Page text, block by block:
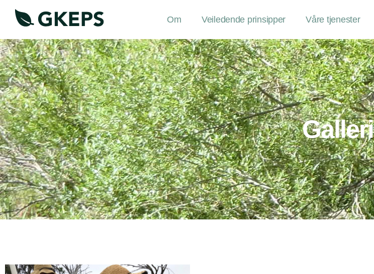
Om Veiledende prinsipper Våre tjenester
Galleri